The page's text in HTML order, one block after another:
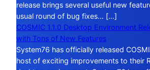
release brings several useful new
usual round of bug fixes… […]
COSMIC 1.1.0 Desktop Environment
with Tons of New Features
System76 has officially released
host of exciting improvements to their